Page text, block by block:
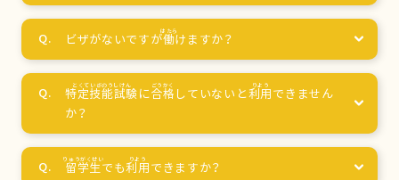
ビザがないですが働けますか？
特定技能試験に合格 していないと利用 できません
か？
留学生でも利用 できますか？